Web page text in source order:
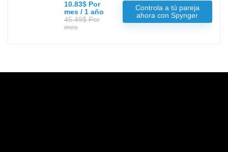
10.83$ Por
mes / 1 año
45.49$ Por
mes
Controla a tú pareja
ahora con Spynger